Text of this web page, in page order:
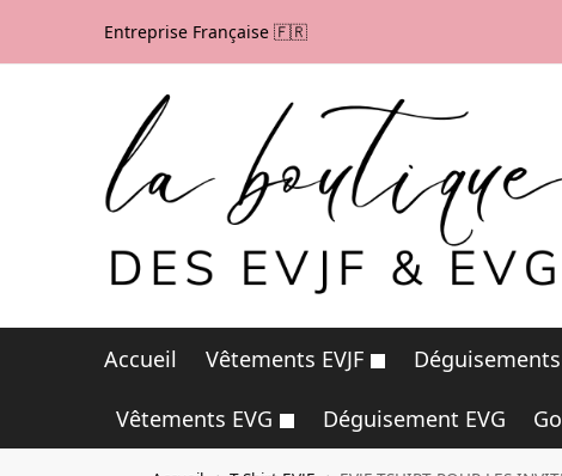
Entreprise Française 🇫🇷
Accueil Vêtements EVJF Déguisements
Vêtements EVG Déguisement EVG